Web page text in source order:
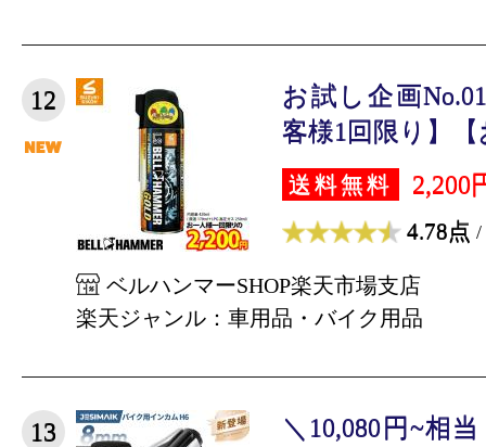
12
お試し企画
客様1回限り】【
送料無料 2,200
4.78点 /
ベルハンマーSHOP楽天市場支店
楽天ジャンル：車用品・バイク用品
13
＼10,080円~相